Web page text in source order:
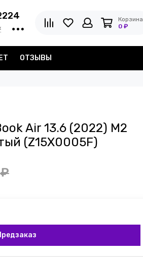
Корзина
0 ₽
ОТЗЫВЫ
Air 13.6 (2022) M2
(Z15X0005F)